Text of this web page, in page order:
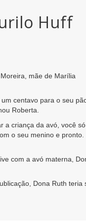
Huff
mãe de Marília
centavo para o seu
Roberta.
a criança da avó, você
o seu menino e pronto.
com a avó materna,
Dona Ruth teria